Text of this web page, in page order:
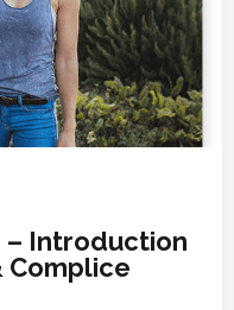
Introduction
Complice